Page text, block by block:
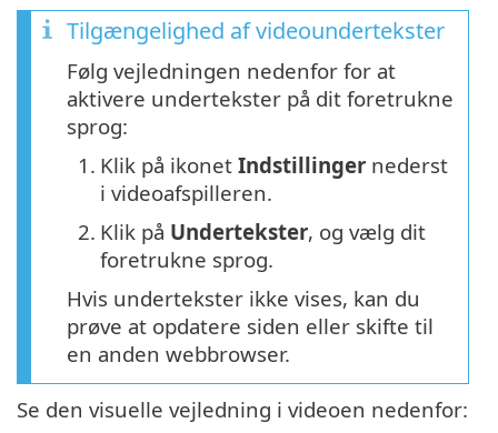
Tilgængelighed af videoundertekster
Følg vejledningen nedenfor for at
aktivere undertekster på dit foretrukne
sprog:
1. Klik på ikonet Indstillinger nederst
i videoafspilleren.
2. Klik på Undertekster, og vælg dit
foretrukne sprog.
Hvis undertekster ikke vises, kan du
prøve at opdatere siden eller skifte til
en anden webbrowser.
Se den visuelle vejledning i videoen nedenfor: